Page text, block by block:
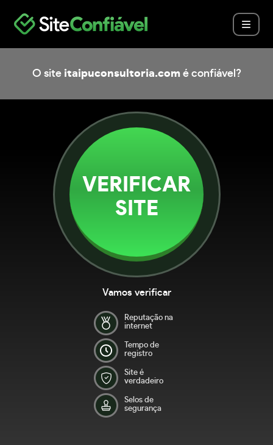
O site itaipuconsultoria.com é confiável?
VERIFICAR
SITE
Vamos verificar
Reputação na
internet
Tempo de
registro
Site é
verdadeiro
Selos de
segurança